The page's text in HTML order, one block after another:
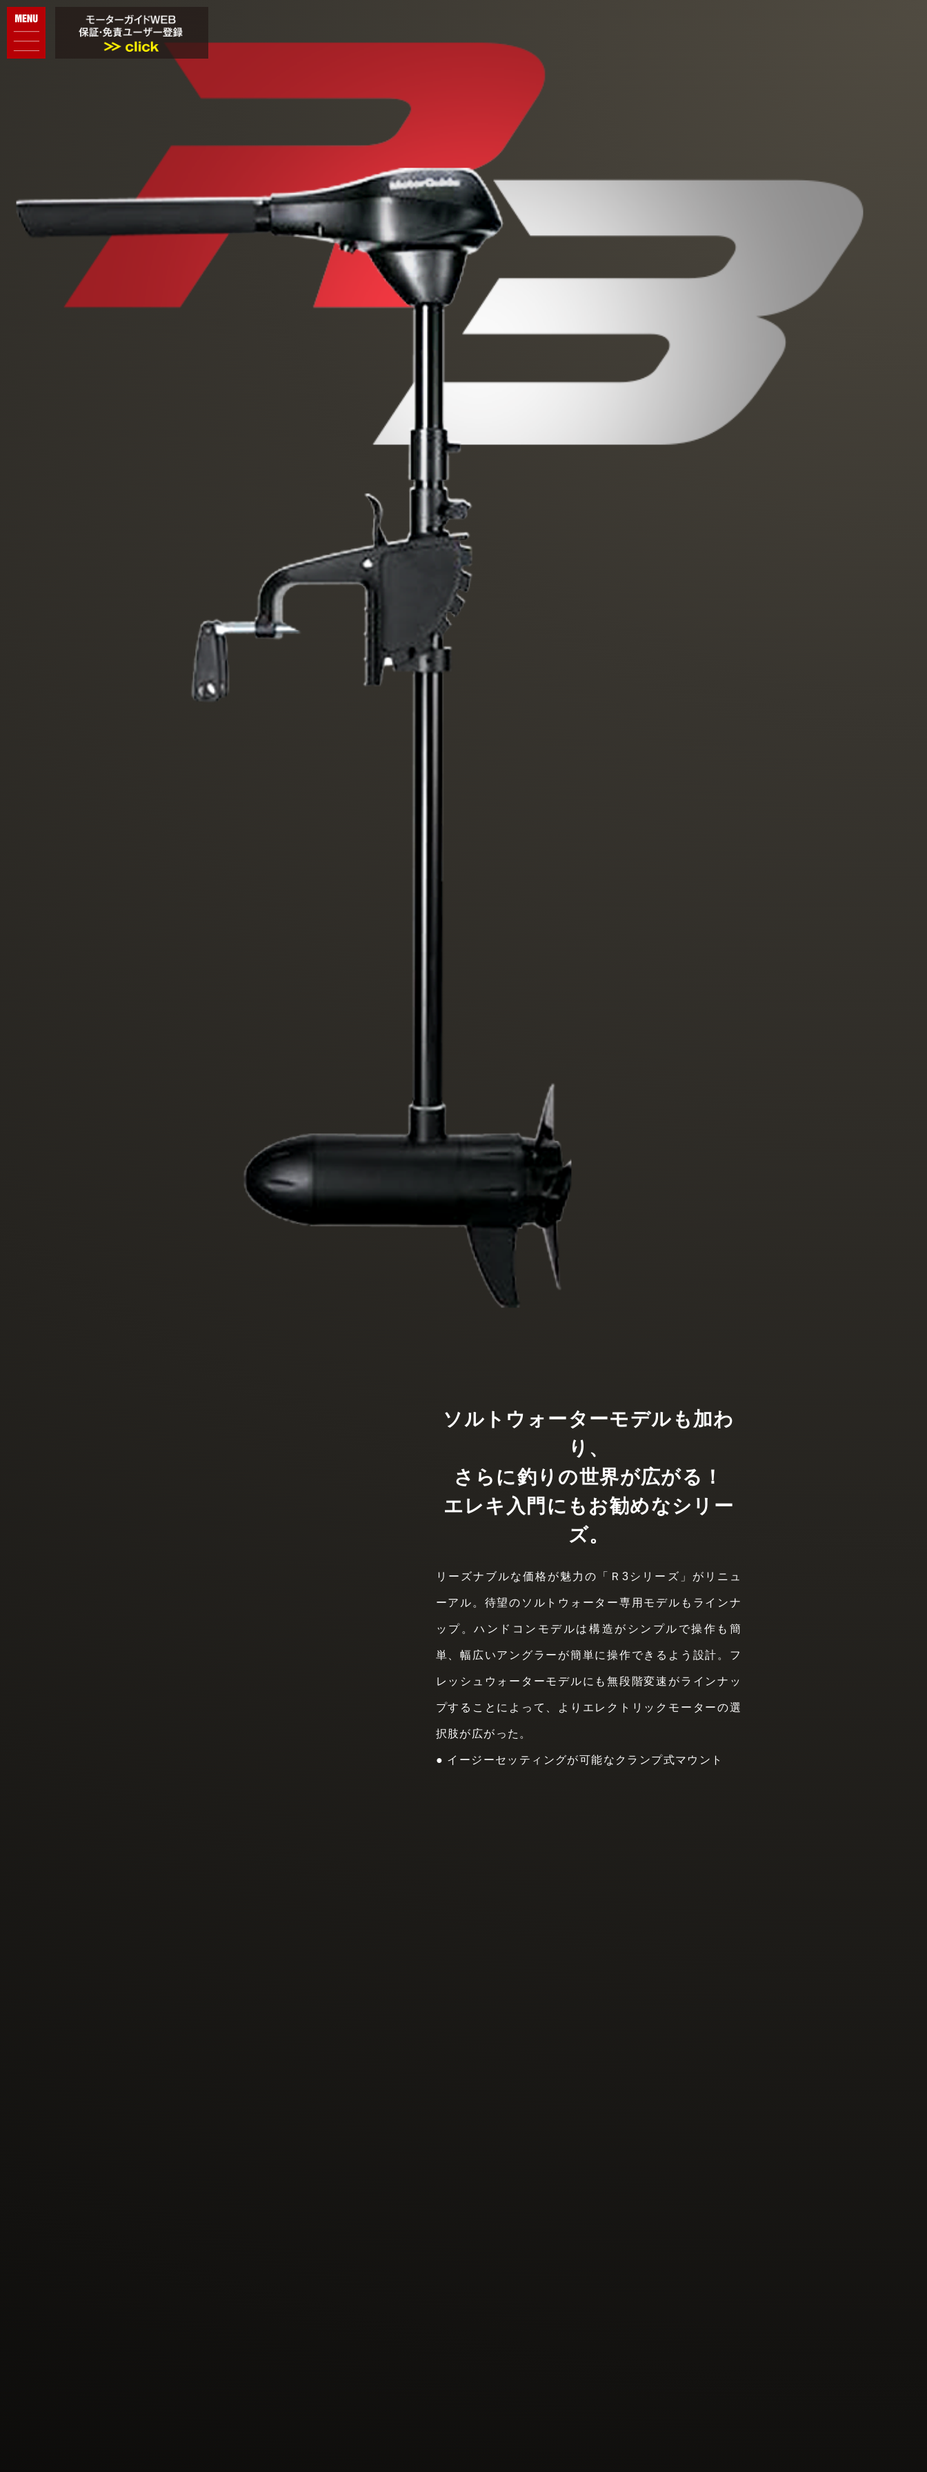
ソルトウォーターモデルも加わ
り、
さらに釣りの世界が広がる！
エレキ入門にもお勧めなシリー
ズ。
リーズナブルな価格が魅力の「Ｒ3シリーズ」がリニュ
ーアル。待望のソルトウォーター専用モデルもラインナ
ップ。ハンドコンモデルは構造がシンプルで操作も簡
単、幅広いアングラーが簡単に操作できるよう設計。フ
レッシュウォーターモデルにも無段階変速がラインナッ
プすることによって、よりエレクトリックモーターの選
択肢が広がった。
● イージーセッティングが可能なクランプ式マウント